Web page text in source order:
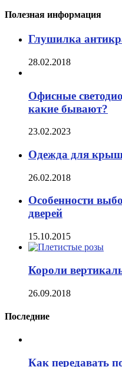
Полезная информация
Глушилка
28.02.2018
Офисные
какие бывают?
23.02.2023
Одежда для
26.02.2018
Особенности
дверей
15.10.2015
Короли
26.09.2018
Последние
Как передавать